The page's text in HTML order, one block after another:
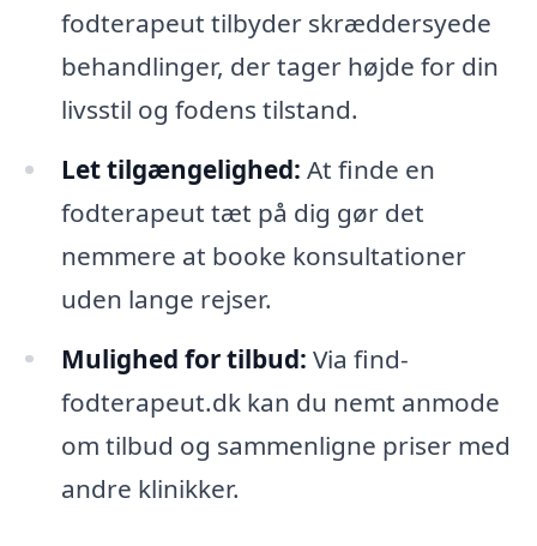
fodterapeut tilbyder skræddersyede
behandlinger, der tager højde for din
livsstil og fodens tilstand.
Let tilgængelighed: At finde en
fodterapeut tæt på dig gør det
nemmere at booke konsultationer
uden lange rejser.
Mulighed for tilbud: Via find-
fodterapeut.dk kan du nemt anmode
om tilbud og sammenligne priser med
andre klinikker.